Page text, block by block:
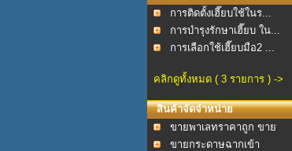
การติดตั้งเฮี๊ยบใช้ในร...
การบำรุงรักษาเฮี๊ยบ ใน...
การเลือกใช้เฮี๊ยบมือ2 ...
คลิกดูทั้งหมด ( 3 รายการ ) ->
สินค้าจัดจำหน่าย
ขายพาเลทราคาถูก ขาย
พา... ขายกระดาษฉากเข้า